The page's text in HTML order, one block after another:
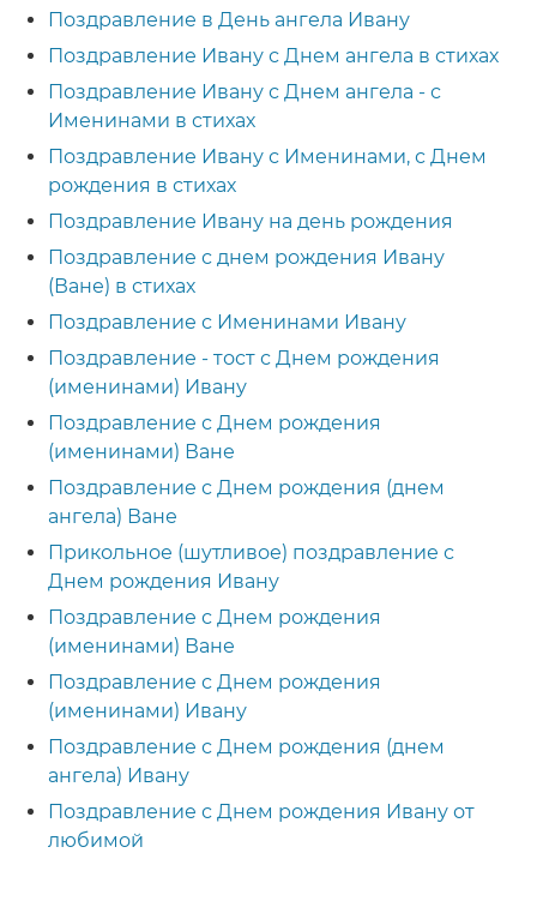
Поздравление в День ангела Ивану
Поздравление Ивану с Днем ангела в стихах
Поздравление Ивану с Днем ангела - с
Именинами в стихах
Поздравление Ивану с Именинами, с Днем
рождения в стихах
Поздравление Ивану на день рождения
Поздравление с днем рождения Ивану
(Ване) в стихах
Поздравление с Именинами Ивану
Поздравление - тост с Днем рождения
(именинами) Ивану
Поздравление с Днем рождения
(именинами) Ване
Поздравление с Днем рождения (днем
ангела) Ване
Прикольное (шутливое) поздравление с
Днем рождения Ивану
Поздравление с Днем рождения
(именинами) Ване
Поздравление с Днем рождения
(именинами) Ивану
Поздравление с Днем рождения (днем
ангела) Ивану
Поздравление с Днем рождения Ивану от
любимой